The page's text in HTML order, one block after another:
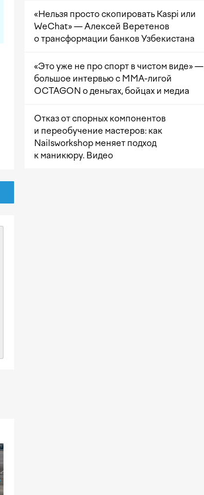
«Нельзя просто скопировать Kaspi или
WeChat» — Алексей Веретенов
о трансформации банков Узбекистана
«Это уже не про спорт в чистом виде» —
большое интервью с ММА-лигой
OCTAGON о деньгах, бойцах и медиа
Отказ от спорных компонентов
и переобучение мастеров: как
Nailsworkshop меняет подход
к маникюру. Видео